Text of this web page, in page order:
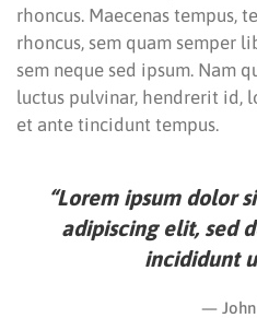
rhoncus. Maecenas tempus,
rhoncus, sem quam semper
sem neque sed ipsum. Nam
luctus pulvinar, hendrerit id,
et ante tincidunt tempus.
“Lorem ipsum dolor
adipiscing elit, sed
incididunt